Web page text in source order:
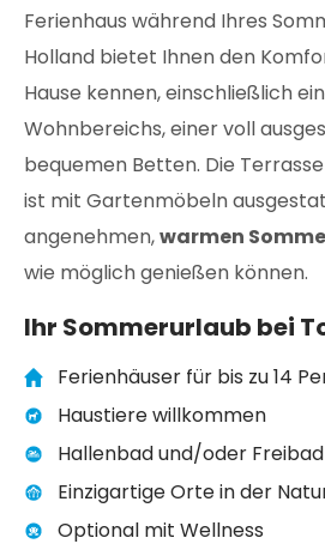
Ferienhaus während Ihres
Holland bietet Ihnen den
Hause kennen, einschließlich
Wohnbereichs, einer voll
bequemen Betten. Die
ist mit Gartenmöbeln
angenehmen,warmen
wie möglich genießen können.
Ihr Sommerurlaub bei
Ferienhäuser für bis zu 14
Haustiere willkommen
Hallenbad und/oder Freibad
Einzigartige Orte in der
Optional mit Wellness